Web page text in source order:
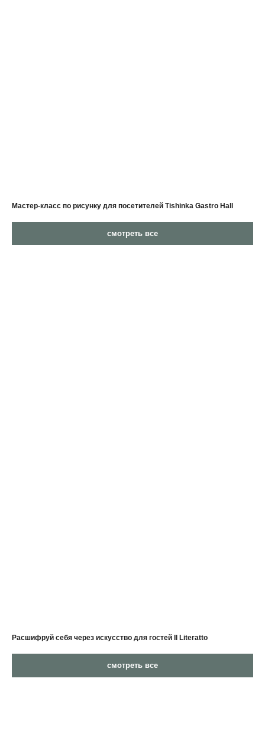
Мастер-класс по рисунку для посетителей Tishinka Gastro Hall
смотреть все
Расшифруй себя через искусство для гостей Il Literatto
смотреть все